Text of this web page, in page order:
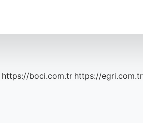
https://boci.com.tr https://egri.com.tr